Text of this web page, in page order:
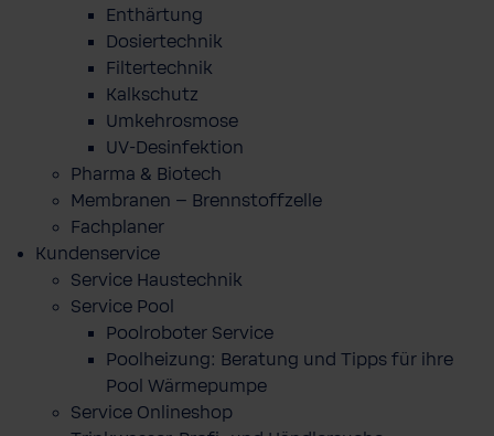
Enthärtung
Dosiertechnik
Filtertechnik
Kalkschutz
Umkehrosmose
UV-Desinfektion
Pharma & Biotech
Membranen – Brennstoffzelle
Fachplaner
Kundenservice
Service Haustechnik
Service Pool
Poolroboter Service
Poolheizung: Beratung und Tipps für ihre
Pool Wärmepumpe
Service Onlineshop